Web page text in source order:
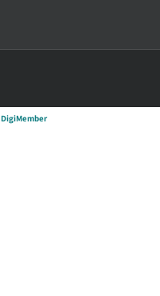
DigiMember